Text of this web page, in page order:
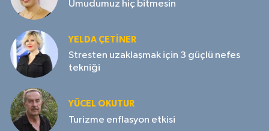
Umudumuz hiç bitmesin
YELDA ÇETİNER
Stresten uzaklaşmak için 3 güçlü nefes
tekniği
YÜCEL OKUTUR
Turizme enflasyon etkisi